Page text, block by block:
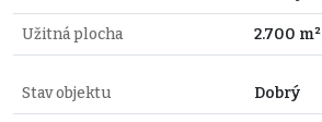
Užitná plocha 2.700 m²
Stav objektu Dobrý